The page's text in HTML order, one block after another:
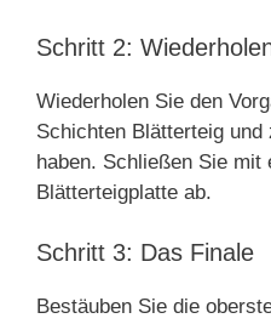
Schritt 2:
Wiederholen Sie den
Schichten Blätterteig
haben. Schließen Sie mit
Blätterteigplatte ab.
Schritt 3: Das Finale
Bestäuben Sie die